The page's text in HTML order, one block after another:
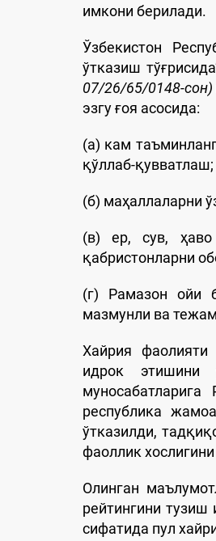
имкони берилади.
Ўзбекистон
ўтказиш
07/26/65/0148-сон)
эзгу ғоя асосида:
(а) кам
қўллаб-қувватлаш;
(б) маҳаллаларни
(в) ер, сув,
қабристонларни
(г) Рамазон ойи
мазмунли ва
Хайрия фаолияти
идрок этишини
республика
ўтказилди,
фаоллик
Олинган
рейтингини тузиш
сифатида пул